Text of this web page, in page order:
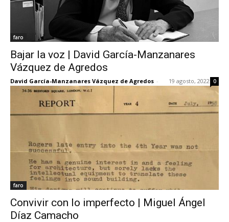
faro
Bajar la voz | David García-Manzanares
Vázquez de Agredos
David García-Manzanares Vázquez de Agredos - 19 agosto, 2022 0
faro
Convivir con lo imperfecto | Miguel Ángel
Díaz Camacho